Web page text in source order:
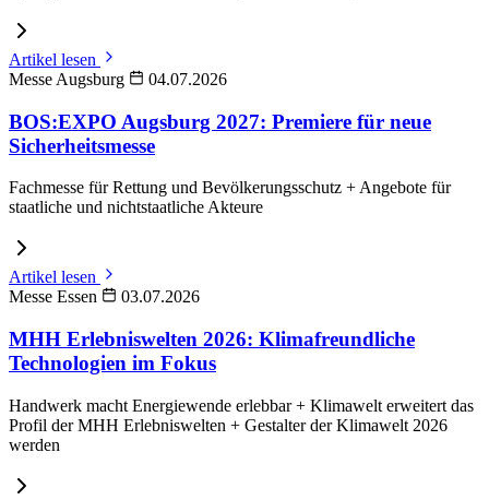
Artikel lesen
Messe Augsburg
04.07.2026
BOS:EXPO Augsburg 2027: Premiere für neue
Sicherheitsmesse
Fachmesse für Rettung und Bevölkerungsschutz + Angebote für
staatliche und nichtstaatliche Akteure
Artikel lesen
Messe Essen
03.07.2026
MHH Erlebniswelten 2026: Klimafreundliche
Technologien im Fokus
Handwerk macht Energiewende erlebbar + Klimawelt erweitert das
Profil der MHH Erlebniswelten + Gestalter der Klimawelt 2026
werden